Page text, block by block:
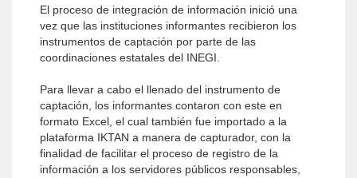
El proceso de integración de información inició una
vez que las instituciones informantes recibieron los
instrumentos de captación por parte de las
coordinaciones estatales del INEGI.
Para llevar a cabo el llenado del instrumento de
captación, los informantes contaron con este en
formato Excel, el cual también fue importado a la
plataforma IKTAN a manera de capturador, con la
finalidad de facilitar el proceso de registro de la
información a los servidores públicos responsables,